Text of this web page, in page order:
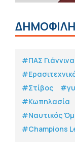
ΔΗΜΟΦΙΛΗ
#ΠΑΣ Γιάννινα
#Στίβος
#Κωπηλασία
#Ναυτικός
#Champions